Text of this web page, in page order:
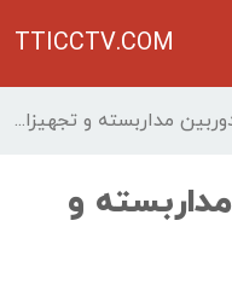
TTICCTV.COM
50 برند برتر دوربین مداربسته و تجهیزات حفاظتی
مداربسته و